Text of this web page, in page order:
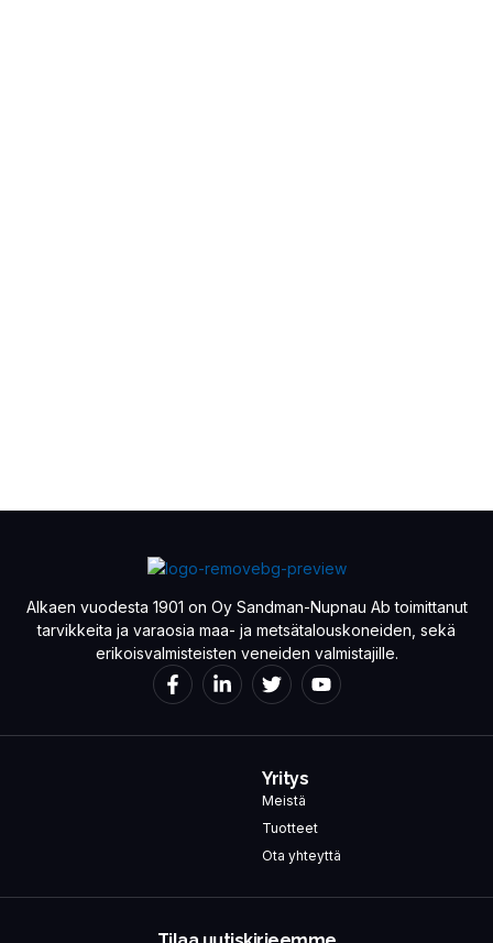
Alkaen vuodesta 1901 on Oy Sandman-Nupnau Ab toimittanut
tarvikkeita ja varaosia maa- ja metsätalouskoneiden, sekä
erikoisvalmisteisten veneiden valmistajille.
Yritys
Meistä
Tuotteet
Ota yhteyttä